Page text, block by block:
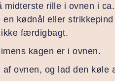
midterste rille i ovnen i
en kødnål eller
færdigbagt.
kagen er i ovnen.
af ovnen, og lad den køle